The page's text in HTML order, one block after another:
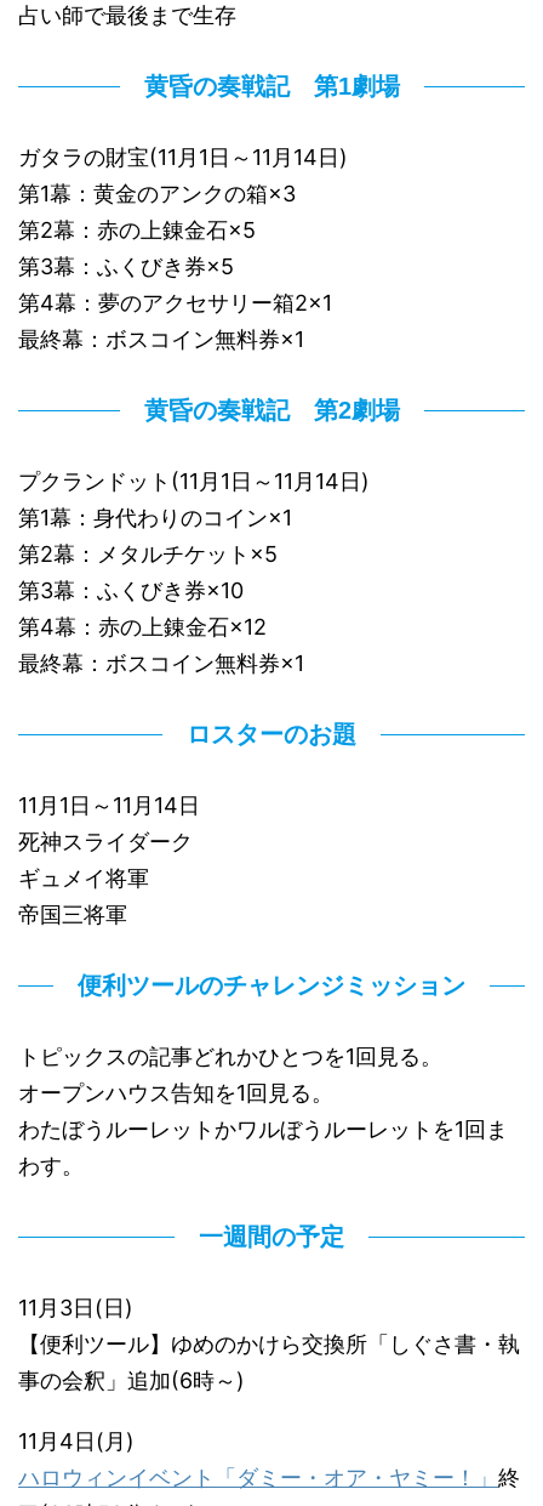
占い師で最後まで生存
黄昏の奏戦記 第1劇場
ガタラの財宝(11月1日～11月14日)
第1幕：黄金のアンクの箱×3
第2幕：赤の上錬金石×5
第3幕：ふくびき券×5
第4幕：夢のアクセサリー箱2×1
最終幕：ボスコイン無料券×1
黄昏の奏戦記 第2劇場
プクランドット(11月1日～11月14日)
第1幕：身代わりのコイン×1
第2幕：メタルチケット×5
第3幕：ふくびき券×10
第4幕：赤の上錬金石×12
最終幕：ボスコイン無料券×1
ロスターのお題
11月1日～11月14日
死神スライダーク
ギュメイ将軍
帝国三将軍
便利ツールのチャレンジミッション
トピックスの記事どれかひとつを1回見る。
オープンハウス告知を1回見る。
わたぼうルーレットかワルぼうルーレットを1回ま
わす。
一週間の予定
11月3日(日)
【便利ツール】ゆめのかけら交換所「しぐさ書・執
事の会釈」追加(6時～)
11月4日(月)
ハロウィンイベント「ダミー・オア・ヤミー！」 終